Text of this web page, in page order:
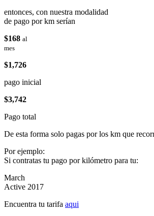
entonces, con nuestra modalidad
de pago por km serían
$168 al
mes
$1,726
pago inicial
$3,742
Pago total
De esta forma solo pagas por los km que
Por ejemplo:
Si contratas tu pago por kilómetro para tu:
March
Active 2017
Encuentra tu tarifa aqui